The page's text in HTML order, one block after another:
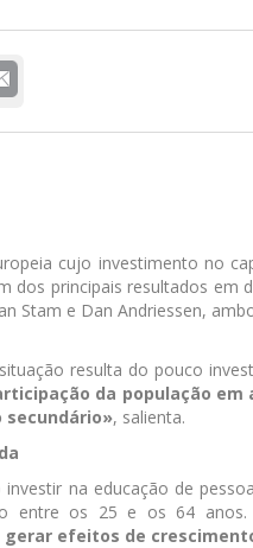
cujo investimento no
dos principais resultados
Stam e Dan Andriessen,
resulta do pouco
da população
secundário», salienta.
na educação de
entre os 25 e os 64 anos.
efeitos de